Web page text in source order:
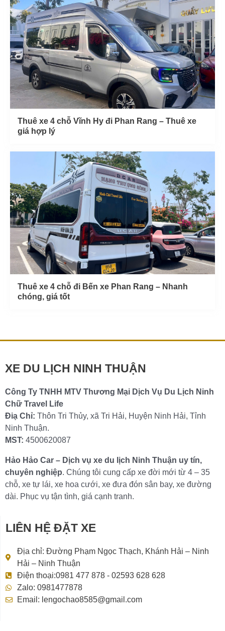
Thuê xe 4 chỗ Vĩnh Hy đi Phan Rang – Thuê xe
giá hợp lý
Thuê xe 4 chỗ đi Bến xe Phan Rang – Nhanh
chóng, giá tốt
XE DU LỊCH NINH THUẬN
Công Ty TNHH MTV Thương Mại Dịch Vụ Du Lịch Ninh
Chữ Travel Life
Điạ Chỉ: Thôn Tri Thủy, xã Tri Hải, Huyện Ninh Hải, Tỉnh
Ninh Thuận.
MST: 4500620087
Hảo Hảo Car – Dịch vụ xe du lịch Ninh Thuận uy tín,
chuyên nghiệp. Chúng tôi cung cấp xe đời mới từ 4 – 35
chỗ, xe tự lái, xe hoa cưới, xe đưa đón sân bay, xe đường
dài. Phục vụ tận tình, giá cạnh tranh.
LIÊN HỆ ĐẶT XE
Địa chỉ: Đường Phạm Ngọc Thạch, Khánh Hải – Ninh
Hải – Ninh Thuận
Điện thoại:0981 477 878 - 02593 628 628
Zalo: 0981477878
Email: lengochao8585@gmail.com